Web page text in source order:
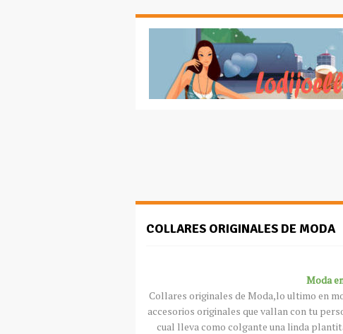
COLLARES ORIGINALES DE MODA
Moda
Collares originales de Moda,lo ultimo en
accesorios originales que vallan con tu
cual lleva como colgante una linda